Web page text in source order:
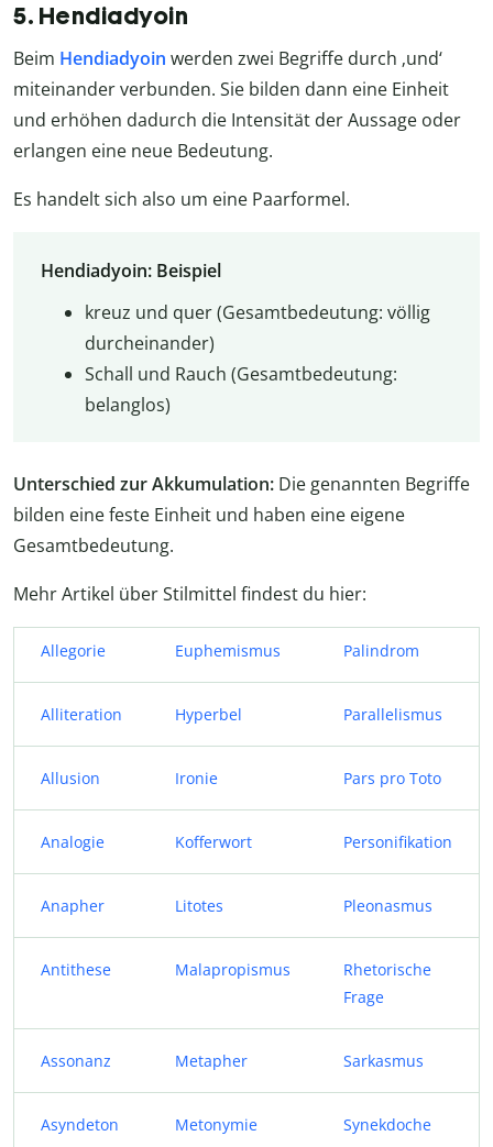
5. Hendiadyoin
Beim Hendiadyoin werden zwei Begriffe durch ‚und‘
miteinander verbunden. Sie bilden dann eine Einheit
und erhöhen dadurch die Intensität der Aussage oder
erlangen eine neue Bedeutung.
Es handelt sich also um eine Paarformel.
Hendiadyoin: Beispiel
kreuz und quer (Gesamtbedeutung: völlig
durcheinander)
Schall und Rauch (Gesamtbedeutung:
belanglos)
Unterschied zur Akkumulation: Die genannten Begriffe
bilden eine feste Einheit und haben eine eigene
Gesamtbedeutung.
Mehr Artikel über Stilmittel findest du hier:
Allegorie Euphemismus Palindrom
Alliteration Hyperbel Parallelismus
Allusion Ironie Pars pro Toto
Analogie Kofferwort Personifikation
Anapher Litotes Pleonasmus
Antithese Malapropismus
Rhetorische
Frage
Assonanz Metapher Sarkasmus
Asyndeton Metonymie Synekdoche